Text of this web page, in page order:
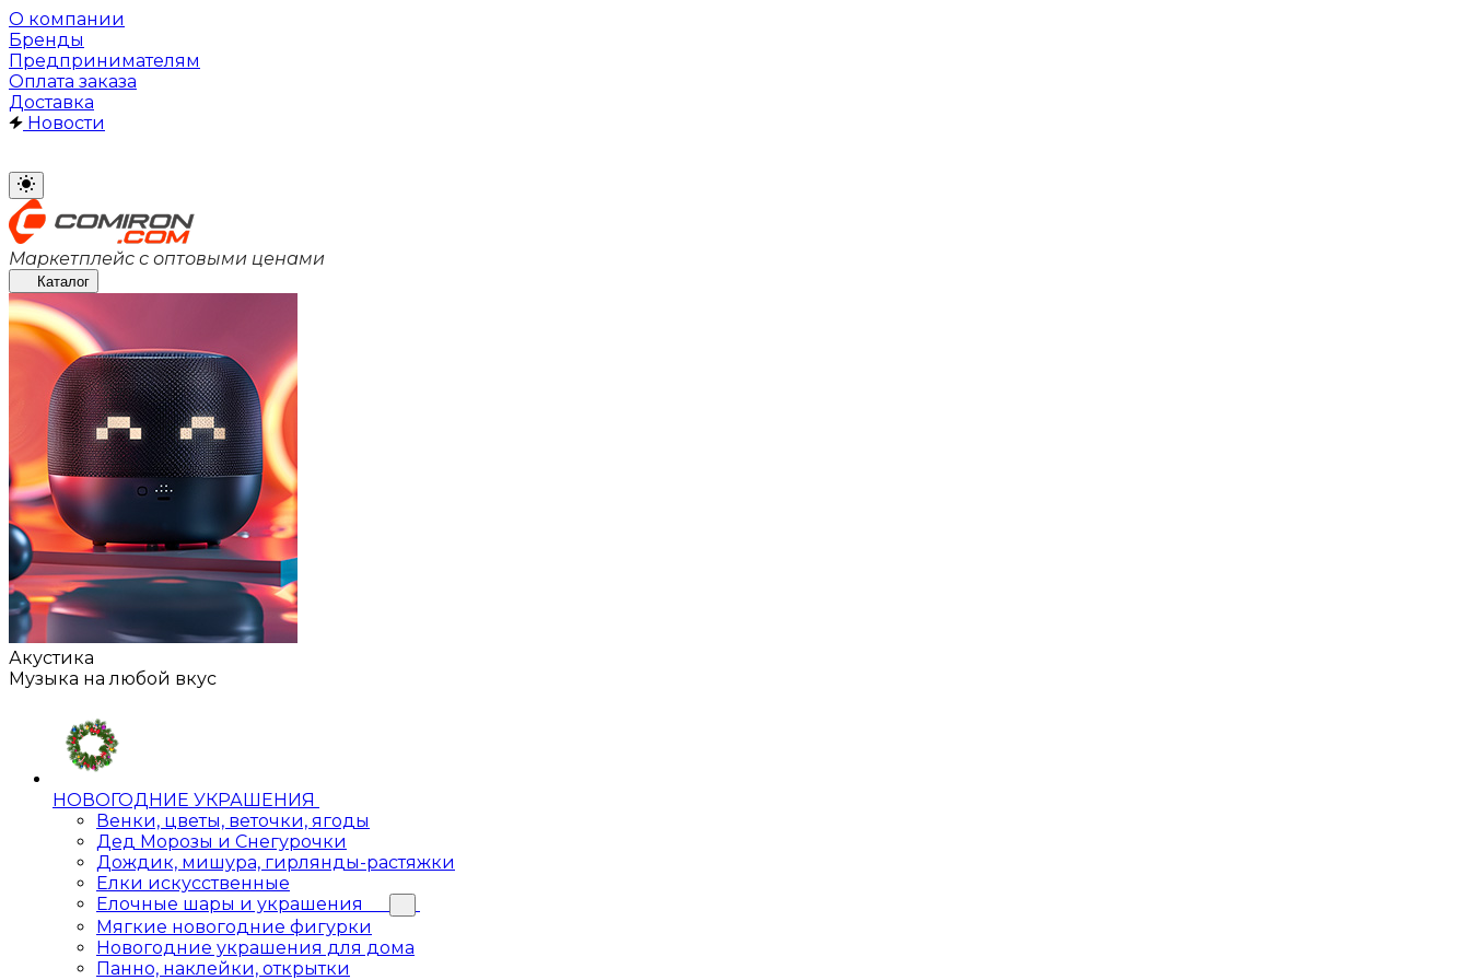
О компании
Бренды
Предпринимателям
Оплата заказа
Доставка
Новости
Маркетплейс с оптовыми ценами
Каталог
Акустика
Музыка на любой вкус
НОВОГОДНИЕ УКРАШЕНИЯ
Венки, цветы, веточки, ягоды
Дед Морозы и Снегурочки
Дождик, мишура, гирлянды-растяжки
Елки искусственные
Елочные шары и украшения
Мягкие новогодние фигурки
Новогодние украшения для дома
Панно, наклейки, открытки